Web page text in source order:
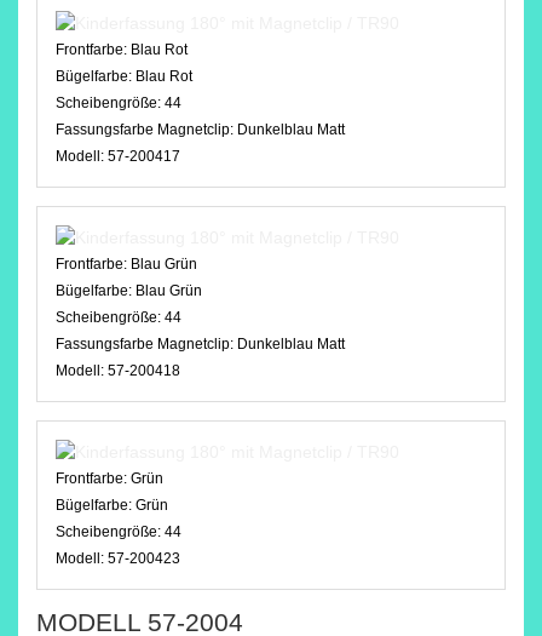
Frontfarbe: Blau Rot
Bügelfarbe: Blau Rot
Scheibengröße: 44
Fassungsfarbe Magnetclip: Dunkelblau Matt
Modell: 57-200417
Frontfarbe: Blau Grün
Bügelfarbe: Blau Grün
Scheibengröße: 44
Fassungsfarbe Magnetclip: Dunkelblau Matt
Modell: 57-200418
Frontfarbe: Grün
Bügelfarbe: Grün
Scheibengröße: 44
Modell: 57-200423
MODELL 57-2004